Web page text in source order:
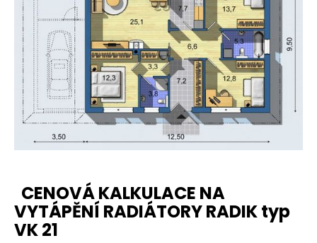
CENOVÁ KALKULACE NA
VYTÁPĚNÍ RADIÁTORY RADIK typ
VK 21